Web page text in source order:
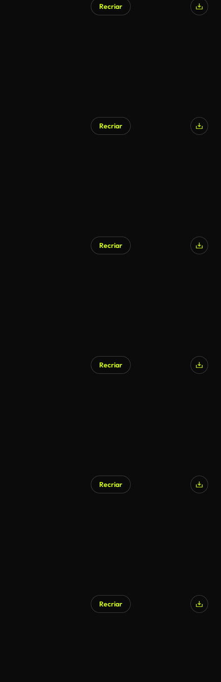
Recriar
Recriar
Recriar
Recriar
Recriar
Recriar